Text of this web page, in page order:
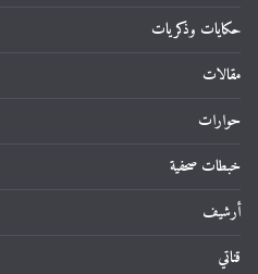
حكايات وذكريات
مقالات
حوارات
خبطات صحفية
أرشيف
قناتي